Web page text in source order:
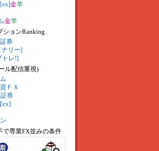
ex]金羊
金羊
券
ナリー]
トレ!]
ＦＸ
券
ex]